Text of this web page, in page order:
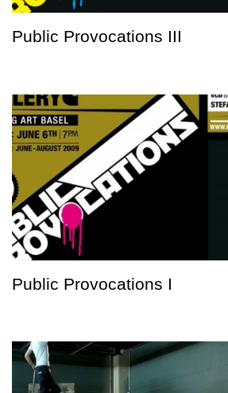
Public Provocations III
Public Provocations I